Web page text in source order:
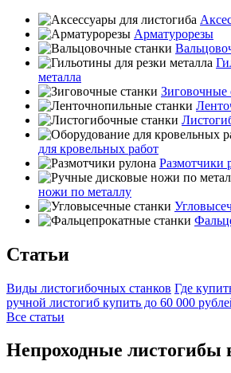
Арматурорезы
металла
Зиговочные
для кровельных работ
Размотчики
ножи по металлу
Статьи
Виды листогибочных станков Где
ручной листогиб купить до 60 000
Все статьи
Непроходные листогибы